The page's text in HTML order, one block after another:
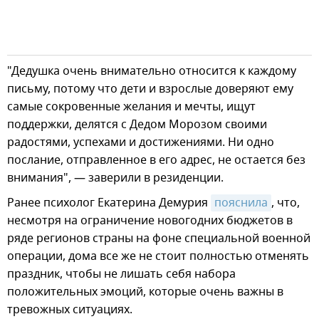
"Дедушка очень внимательно относится к каждому
письму, потому что дети и взрослые доверяют ему
самые сокровенные желания и мечты, ищут
поддержки, делятся с Дедом Морозом своими
радостями, успехами и достижениями. Ни одно
послание, отправленное в его адрес, не остается без
внимания", — заверили в резиденции.
Ранее психолог Екатерина Демурия пояснила , что,
несмотря на ограничение новогодних бюджетов в
ряде регионов страны на фоне специальной военной
операции, дома все же не стоит полностью отменять
праздник, чтобы не лишать себя набора
положительных эмоций, которые очень важны в
тревожных ситуациях.